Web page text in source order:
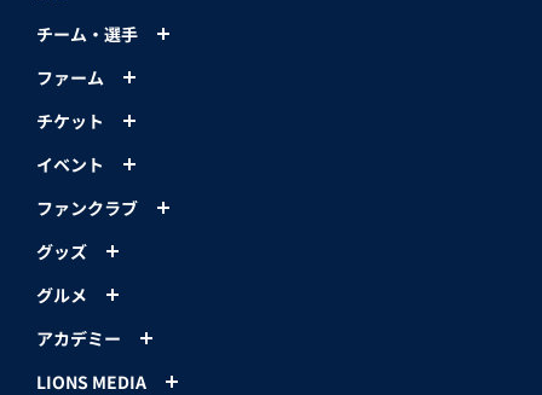
チーム・選手
ファーム
チケット
イベント
ファンクラブ
グッズ
グルメ
アカデミー
LIONS MEDIA